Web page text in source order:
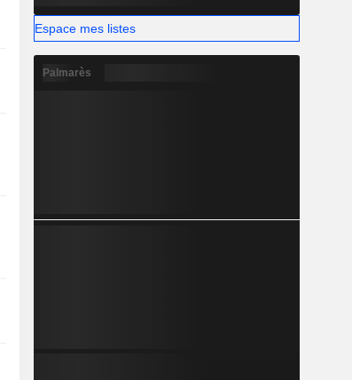
Espace mes listes
Palmarès